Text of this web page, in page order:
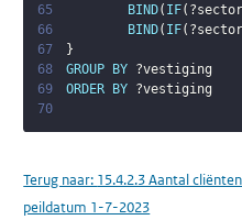
65
BIND( IF( ?sector
66
BIND( IF( ?sector
67
}
68
GROUP BY ?vestiging
69
ORDER BY ?vestiging
70
Terug naar: 15.4.2.3 Aantal
peildatum 1-7-2023